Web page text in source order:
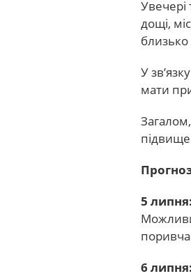
Увечері
дощі,
У
мати
5 липня:
6 липня: